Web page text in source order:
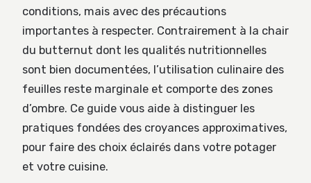
conditions, mais avec des précautions
importantes à respecter. Contrairement à la chair
du butternut dont les qualités nutritionnelles
sont bien documentées, l’utilisation culinaire des
feuilles reste marginale et comporte des zones
d’ombre. Ce guide vous aide à distinguer les
pratiques fondées des croyances approximatives,
pour faire des choix éclairés dans votre potager
et votre cuisine.